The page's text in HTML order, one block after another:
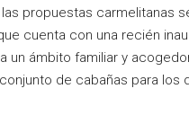
propuestas carmelitanas
cuenta con una recién
un ámbito familiar y
de cabañas para